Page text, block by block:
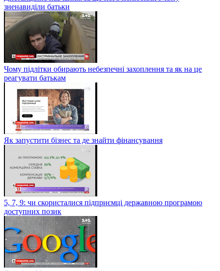
зненавиділи батьки
Чому підлітки обирають небезпечні захоплення та як на це
реагувати батькам
Як запустити бізнес та де знайти фінансування
5, 7, 9: чи скористалися підприємці державною програмою
доступних позик